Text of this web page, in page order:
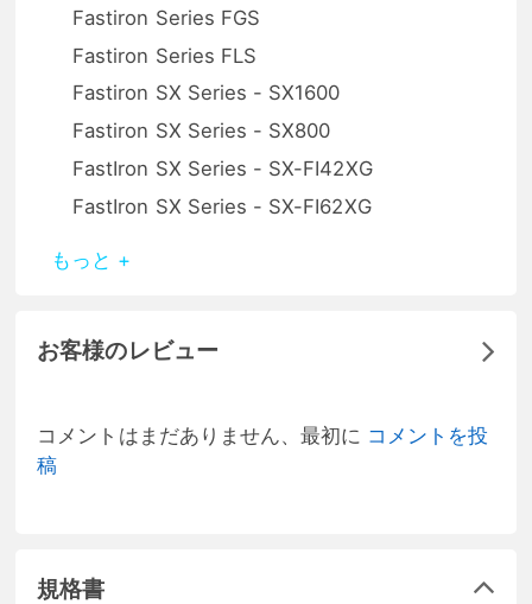
Fastiron Series FGS
Fastiron Series FLS
Fastiron SX Series - SX1600
Fastiron SX Series - SX800
FastIron SX Series - SX-FI42XG
FastIron SX Series - SX-FI62XG
もっと +
お客様のレビュー
コメントはまだありません、最初に コメントを投
稿
規格書